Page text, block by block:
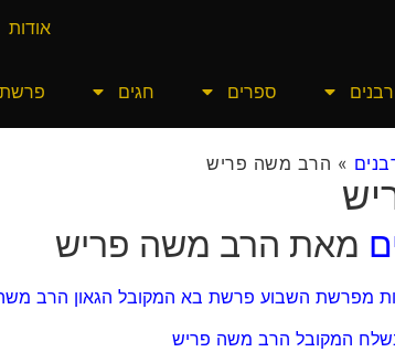
אודות
רבנים ספרים חגים
» הרב משה פריש
מאת הרב משה פריש
מפרשת השבוע פרשת בא המקובל הגאון הרב
בשלח המקובל הרב משה פריש